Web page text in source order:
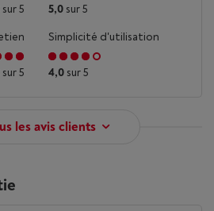
sur 5 5,0 sur 5
sur 5
Simplicité d'utilisation
4,0 sur 5
les avis clients